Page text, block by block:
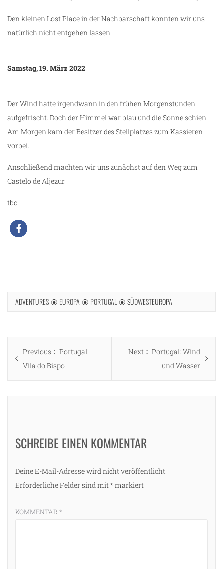
Den kleinen Lost Place in der Nachbarschaft konnten wir uns
natürlich nicht entgehen lassen.
Samstag, 19. März 2022
Der Wind hatte irgendwann in den frühen Morgenstunden
aufgefrischt. Doch der Himmel war blau und die Sonne schien.
Am Morgen kam der Besitzer des Stellplatzes zum Kassieren
vorbei.
Anschließend machten wir uns zunächst auf den Weg zum
Castelo de Aljezur.
tbc
ADVENTURES EUROPA PORTUGAL SÜDWESTEUROPA
Beitragsnavigation
Previous
Previous
post:
Portugal:
Vila do Bispo
Next
Next
post:
Portugal: Wind
und Wasser
SCHREIBE EINEN KOMMENTAR
Deine E-Mail-Adresse wird nicht veröffentlicht.
Erforderliche Felder sind mit * markiert
KOMMENTAR *